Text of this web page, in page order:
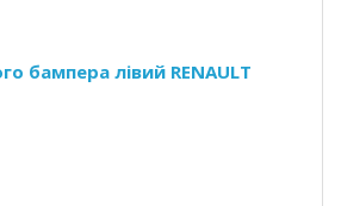
бампера лівий RENAULT